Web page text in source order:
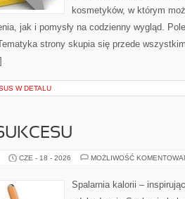
kosmetyków, w którym
jak i pomysły na codzienny wygląd.
strony skupia się przede
W DETALU
CZE - 18 - 2026 MOŻLIWOŚĆ
Spalarnia kalorii –